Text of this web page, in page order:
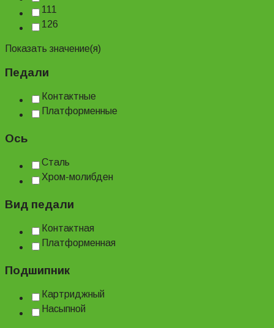
111
126
Показать значение(я)
Педали
Контактные
Платформенные
Ось
Сталь
Хром-молибден
Вид педали
Контактная
Платформенная
Подшипник
Картриджный
Насыпной